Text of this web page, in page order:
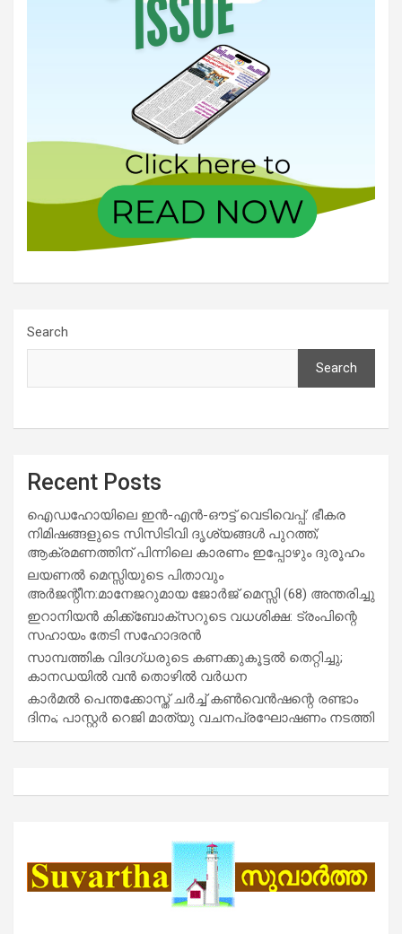
Search
Search
Recent Posts
ഐഡഹോയിലെ ഇൻ-എൻ-ഔട്ട് വെടിവെപ്പ്: ഭീകര
നിമിഷങ്ങളുടെ സിസിടിവി ദൃശ്യങ്ങൾ പുറത്ത്;
ആക്രമണത്തിന് പിന്നിലെ കാരണം ഇപ്പോഴും ദുരൂഹം
ലയണൽ മെസ്സിയുടെ പിതാവും
അർജന്റീന:മാനേജറുമായ ജോർജ് മെസ്സി (68) അന്തരിച്ചു
ഇറാനിയൻ കിക്ക്ബോക്സറുടെ വധശിക്ഷ: ട്രംപിന്റെ
സഹായം തേടി സഹോദരൻ
സാമ്പത്തിക വിദഗ്ധരുടെ കണക്കുകൂട്ടൽ തെറ്റിച്ചു;
കാനഡയിൽ വൻ തൊഴിൽ വർധന
കാർമൽ പെന്തക്കോസ്ത് ചർച്ച് കൺവെൻഷന്റെ രണ്ടാം
ദിനം; പാസ്റ്റർ റെജി മാത്യു വചനപ്രഘോഷണം നടത്തി